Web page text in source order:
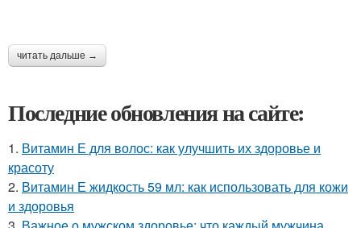
читать дальше →
Последние обновления на сайте:
1. Витамин Е для волос: как улучшить их здоровье и
красоту
2. Витамин Е жидкость 59 мл: как использовать для кожи
и здоровья